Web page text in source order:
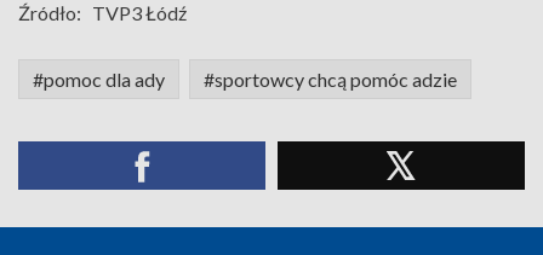
Źródło: TVP3 Łódź
#pomoc dla ady #sportowcy chcą pomóc adzie